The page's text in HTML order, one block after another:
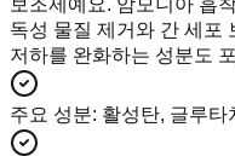
보조제예요. 암모니아 흡
독성 물질 제거와 간 세포
저하를 완화하는 성분도
주요 성분: 활성탄, 글루타